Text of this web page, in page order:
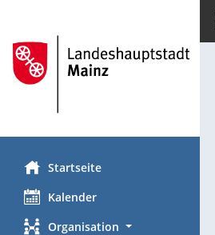
Startseite
Kalender
Organisation